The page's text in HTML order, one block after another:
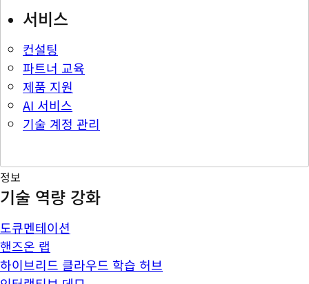
서비스
컨설팅
파트너 교육
제품 지원
AI 서비스
기술 계정 관리
정보
기술 역량 강화
도큐멘테이션
핸즈온 랩
하이브리드 클라우드 학습 허브